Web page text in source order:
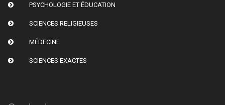
PSYCHOLOGIE ET ÉDUCATION
SCIENCES RELIGIEUSES
MÉDECINE
SCIENCES EXACTES